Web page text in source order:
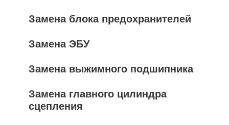
Замена блока предохранителей
Замена ЭБУ
Замена выжимного подшипника
Замена главного цилиндра
сцепления